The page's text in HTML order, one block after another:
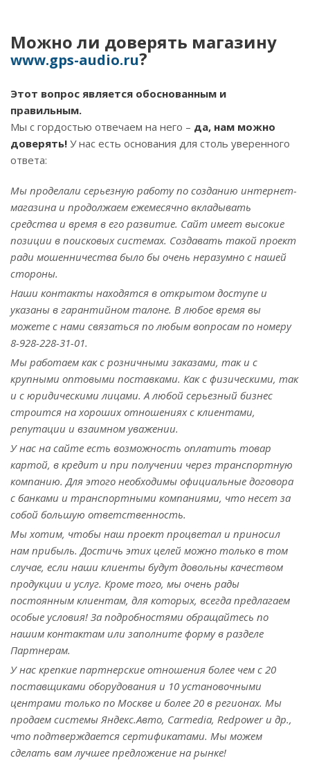
Можно ли доверять магазину
www.gps-audio.ru?
Этот вопрос является обоснованным и
правильным.
Мы с гордостью отвечаем на него – да, нам можно
доверять! У нас есть основания для столь уверенного
ответа:
Мы проделали серьезную работу по созданию интернет-
магазина и продолжаем ежемесячно вкладывать
средства и время в его развитие. Сайт имеет высокие
позиции в поисковых системах. Создавать такой проект
ради мошенничества было бы очень неразумно с нашей
стороны.
Наши контакты находятся в открытом доступе и
указаны в гарантийном талоне. В любое время вы
можете с нами связаться по любым вопросам по номеру
8-928-228-31-01.
Мы работаем как с розничными заказами, так и с
крупными оптовыми поставками. Как с физическими, так
и с юридическими лицами. А любой серьезный бизнес
строится на хороших отношениях с клиентами,
репутации и взаимном уважении.
У нас на сайте есть возможность оплатить товар
картой, в кредит и при получении через транспортную
компанию. Для этого необходимы официальные договора
с банками и транспортными компаниями, что несет за
собой большую ответственность.
Мы хотим, чтобы наш проект процветал и приносил
нам прибыль. Достичь этих целей можно только в том
случае, если наши клиенты будут довольны качеством
продукции и услуг. Кроме того, мы очень рады
постоянным клиентам, для которых, всегда предлагаем
особые условия! За подробностями обращайтесь по
нашим контактам или заполните форму в разделе
Партнерам.
У нас крепкие партнерские отношения более чем с 20
поставщиками оборудования и 10 установочными
центрами только по Москве и более 20 в регионах. Мы
продаем системы Яндекс.Авто, Carmedia, Redpower и др.,
что подтверждается сертификатами. Мы можем
сделать вам лучшее предложение на рынке!